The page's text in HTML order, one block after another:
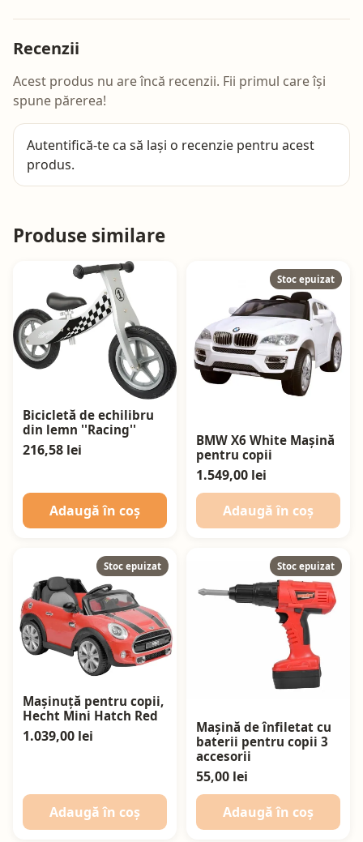
Recenzii
Acest produs nu are încă recenzii. Fii primul care își
spune părerea!
Autentifică-te ca să lași o recenzie pentru acest
produs.
Produse similare
Bicicletă de echilibru
din lemn ''Racing''
216,58 lei
Adaugă în coș
Stoc epuizat
BMW X6 White Mașină
pentru copii
1.549,00 lei
Adaugă în coș
Stoc epuizat
Mașinuță pentru copii,
Hecht Mini Hatch Red
1.039,00 lei
Adaugă în coș
Stoc epuizat
Mașină de înfiletat cu
baterii pentru copii 3
accesorii
55,00 lei
Adaugă în coș